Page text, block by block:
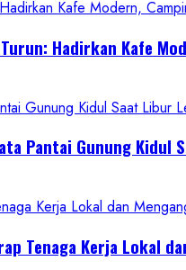
Kafe Modern,
Hadirkan Kafe
Gunung Kidul Saat Libur
Pantai Gunung Kidul
Kerja Lokal dan
Tenaga Kerja Lokal